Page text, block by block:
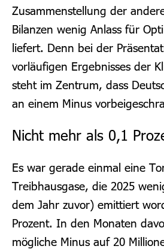
Zusammenstellung der
Bilanzen wenig Anlass für
liefert. Denn bei der
vorläufigen Ergebnisses der
steht im Zentrum, dass
an einem Minus
Nicht mehr als 0,1
Es war gerade einmal eine
Treibhausgase, die 2025
dem Jahr zuvor) emittiert
Prozent. In den Monaten
mögliche Minus auf 20